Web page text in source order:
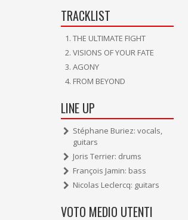
TRACKLIST
THE ULTIMATE FIGHT
VISIONS OF YOUR FATE
AGONY
FROM BEYOND
LINE UP
Stéphane Buriez: vocals,
guitars
Joris Terrier: drums
François Jamin: bass
Nicolas Leclercq: guitars
VOTO MEDIO UTENTI